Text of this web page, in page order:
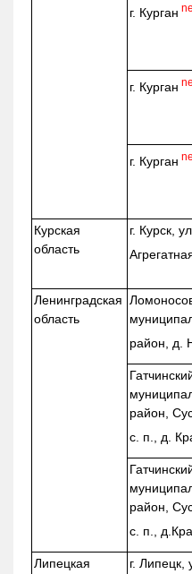
г. Курган
г. Курган
г. Курган
Курская
область
г. Курск,
Ленинградская
область
район, д.
район,
с. п., д.
район,
с. п.,
Липецкая
г. Липецк,